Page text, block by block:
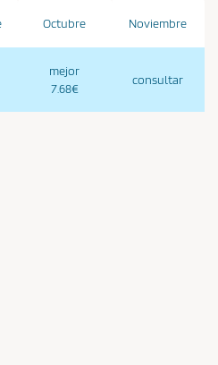
Octubre
mejor
7.68€
Noviembre
consultar